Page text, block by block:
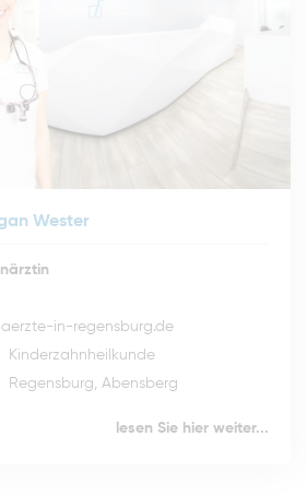
Wester
in-regensburg.de
Kinderzahnheilkunde
Regensburg, Abensberg
lesen Sie hier weiter...